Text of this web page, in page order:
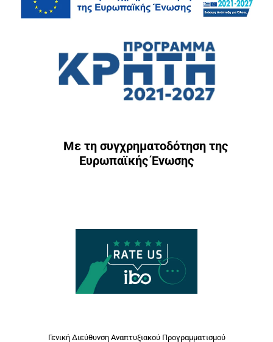
Με τη συγχρηματοδότηση της
Ευρωπαϊκής Ένωσης
Γενική Διεύθυνση Αναπτυξιακού Προγραμματισμού